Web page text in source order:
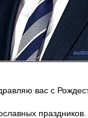
вас с
праздников.